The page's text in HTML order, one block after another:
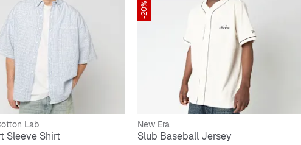
Lab
Sleeve Shirt
-20%
New Era
Slub Baseball Jersey